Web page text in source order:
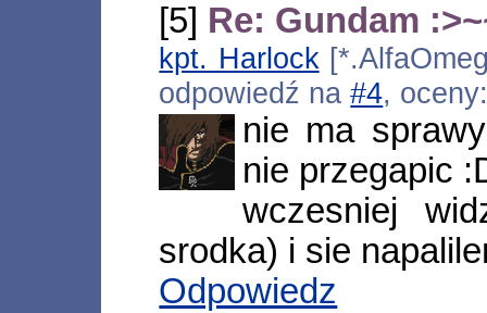
[5] Re: Gundam
kpt. Harlock
odpowiedź na#4,
nie ma
nie przegapic
wczesniej
srodka) i sie
Odpowiedz